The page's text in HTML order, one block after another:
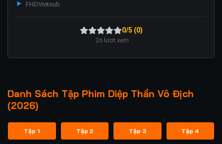
FHDVietsub
0/5 (0)
26lượt xem
Danh Sách Tập Phim Diệp Thần Vô Địch
(2026)
Tập 1 Tập 2 Tập 3 Tập 4